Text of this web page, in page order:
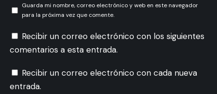
Guarda mi nombre, correo electrónico y web en este navegador
para la próxima vez que comente.
Recibir un correo electrónico con los siguientes
comentarios a esta entrada.
Recibir un correo electrónico con cada nueva
entrada.